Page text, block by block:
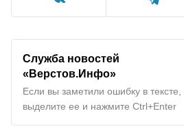
Служба новостей
«Верстов.Инфо»
Если вы заметили ошибку в тексте,
выделите ее и нажмите Ctrl+Enter